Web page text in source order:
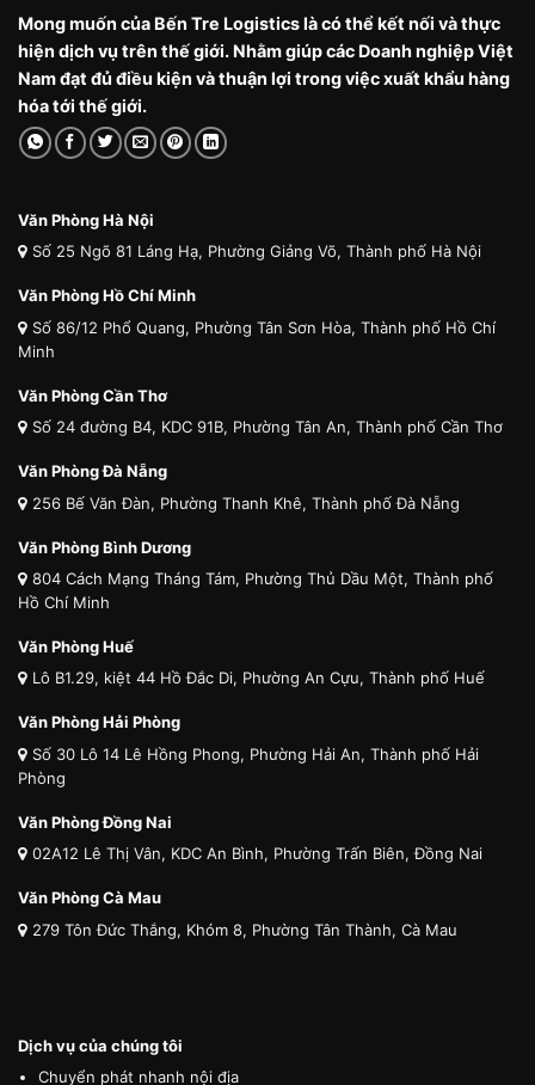
Mong muốn của Bến Tre Logistics là có thể kết nối và thực
hiện dịch vụ trên thế giới. Nhằm giúp các Doanh nghiệp Việt
Nam đạt đủ điều kiện và thuận lợi trong việc xuất khẩu hàng
hóa tới thế giới.
Văn Phòng Hà Nội
Số 25 Ngõ 81 Láng Hạ, Phường Giảng Võ, Thành phố Hà Nội
Văn Phòng Hồ Chí Minh
Số 86/12 Phổ Quang, Phường Tân Sơn Hòa, Thành phố Hồ Chí
Minh
Văn Phòng Cần Thơ
Số 24 đường B4, KDC 91B, Phường Tân An, Thành phố Cần Thơ
Văn Phòng Đà Nẵng
256 Bế Văn Đàn, Phường Thanh Khê, Thành phố Đà Nẵng
Văn Phòng Bình Dương
804 Cách Mạng Tháng Tám, Phường Thủ Dầu Một, Thành phố
Hồ Chí Minh
Văn Phòng Huế
Lô B1.29, kiệt 44 Hồ Đắc Di, Phường An Cựu, Thành phố Huế
Văn Phòng Hải Phòng
Số 30 Lô 14 Lê Hồng Phong, Phường Hải An, Thành phố Hải
Phòng
Văn Phòng Đồng Nai
02A12 Lê Thị Vân, KDC An Bình, Phường Trấn Biên, Đồng Nai
Văn Phòng Cà Mau
279 Tôn Đức Thắng, Khóm 8, Phường Tân Thành, Cà Mau
Dịch vụ của chúng tôi
Chuyển phát nhanh nội địa